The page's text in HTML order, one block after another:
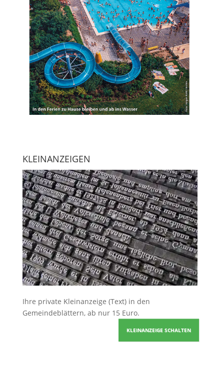
KLEINANZEIGEN
Ihre private Kleinanzeige (Text) in den
Gemeindeblättern, ab nur 15 Euro.
KLEINANZEIGE SCHALTEN